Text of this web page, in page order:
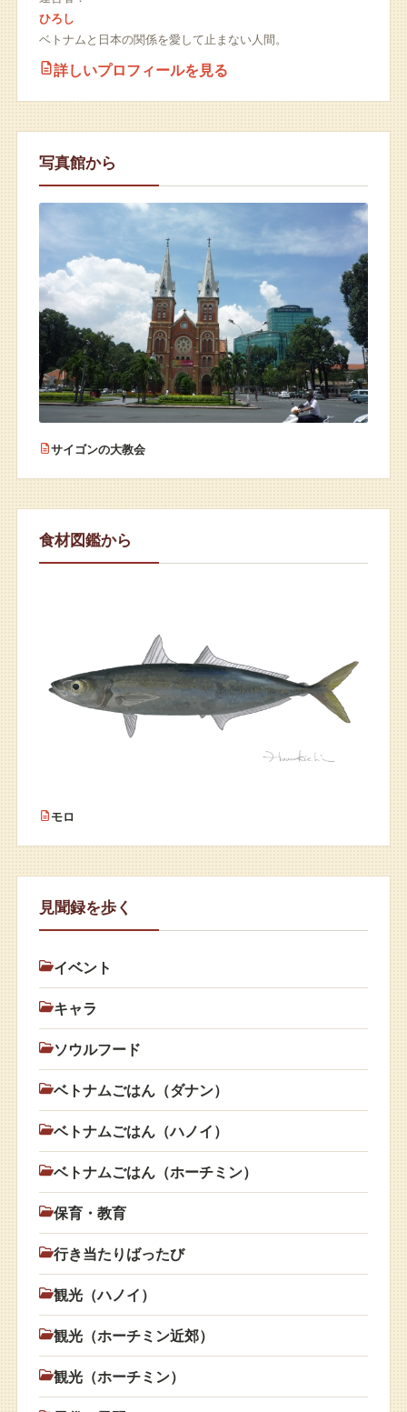
ひろし
ベトナムと日本の関係を愛して止まない人間。
詳しいプロフィールを見る
写真館から
サイゴンの大教会
食材図鑑から
モロ
見聞録を歩く
イベント
キャラ
ソウルフード
ベトナムごはん（ダナン）
ベトナムごはん（ハノイ）
ベトナムごはん（ホーチミン）
保育・教育
行き当たりばったび
観光（ハノイ）
観光（ホーチミン近郊）
観光（ホーチミン）